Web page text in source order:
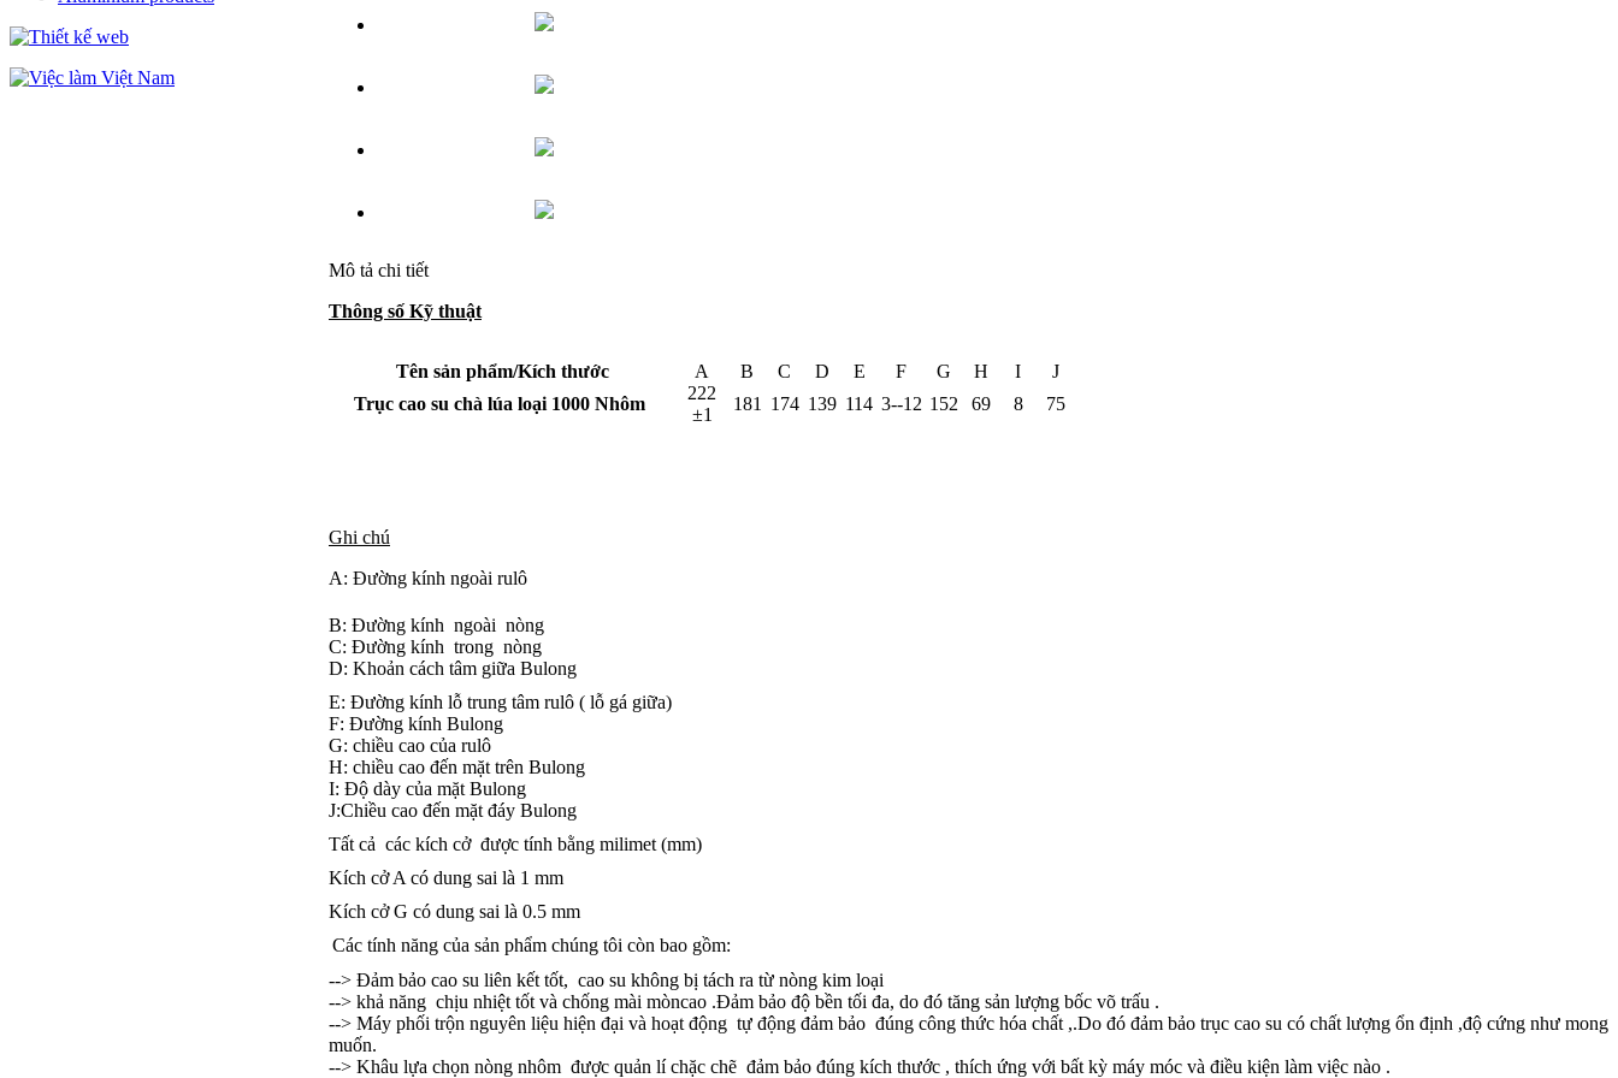
Mô tả chi tiết
Thông số Kỹ thuật
Tên sản phẩm/Kích thước A B C D E F G H I
J
Trục cao su chà lúa loại 1000 Nhôm
222
±1
181 174 139 114 3--12 152 69 8 75
Ghi chú
A: Đường kính ngoài rulô
B: Đường kính ngoài nòng
C: Đường kính trong nòng
D: Khoản cách tâm giữa Bulong
E: Đường kính lỗ trung tâm rulô ( lỗ gá giữa)
F: Đường kính Bulong
G: chiều cao của rulô
H: chiều cao đến mặt trên Bulong
I: Độ dày của mặt Bulong
J:Chiều cao đến mặt đáy Bulong
Tất cả các kích cở được tính bằng milimet (mm)
Kích cở A có dung sai là 1 mm
Kích cở G có dung sai là 0.5 mm
Các tính năng của sản phẩm chúng tôi còn bao gồm:
--> Đảm bảo cao su liên kết tốt, cao su không bị tách ra từ nòng kim loại
--> khả năng chịu nhiệt tốt và chống mài mòncao .Đảm bảo độ bền tối đa, do đó tăng sản lượng bốc võ trấu .
--> Máy phối trộn nguyên liệu hiện đại và hoạt động tự động đảm bảo đúng công thức hóa chất ,.Do đó đảm bảo trục cao su có chất lượng ổn định ,độ cứng như mong
muốn.
--> Khâu lựa chọn nòng nhôm được quản lí chặc chẽ đảm bảo đúng kích thước , thích ứng với bất kỳ máy móc và điều kiện làm việc nào .